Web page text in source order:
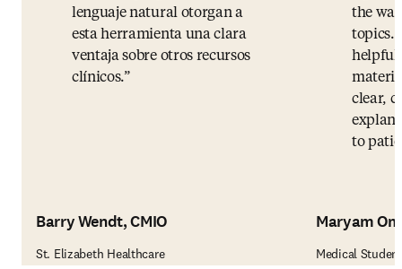
lenguaje natural otorgan a
esta herramienta una clara
ventaja sobre otros recursos
clínicos.
Barry Wendt, CMIO
St. Elizabeth Healthcare
the
topics.
helpful
clear,
to
Maryam
Medical